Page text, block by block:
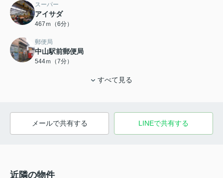
スーパー
アイサダ
467ｍ（6分）
郵便局
中山駅前郵便局
544ｍ（7分）
すべて見る
メールで共有する LINEで共有する
近隣の物件